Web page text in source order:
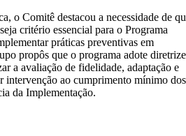
o Comitê destacou a necessidade de
critério essencial para o Programa
práticas preventivas em
propôs que o programa adote
a avaliação de fidelidade, adaptação e
intervenção ao cumprimento mínimo dos
da Implementação.